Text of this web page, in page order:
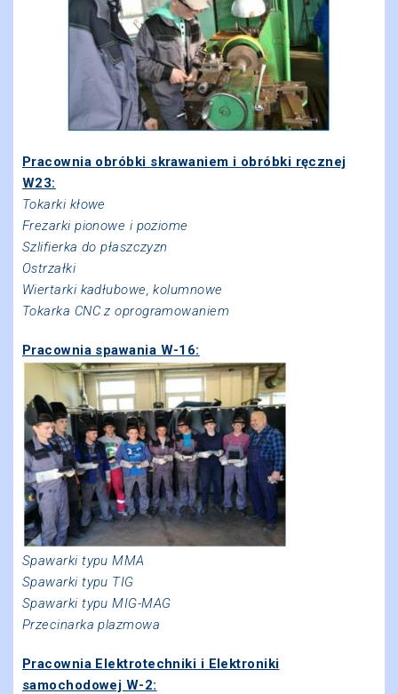
Pracownia obróbki skrawaniem i obróbki ręcznej
W23:
Tokarki kłowe
Frezarki pionowe i poziome
Szlifierka do płaszczyzn
Ostrzałki
Wiertarki kadłubowe, kolumnowe
Tokarka CNC z oprogramowaniem
Pracownia spawania W-16:
Spawarki typu MMA
Spawarki typu TIG
Spawarki typu MIG-MAG
Przecinarka plazmowa
Pracownia Elektrotechniki i Elektroniki
samochodowej W-2: